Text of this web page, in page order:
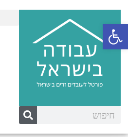
פתח סרגל נגישות